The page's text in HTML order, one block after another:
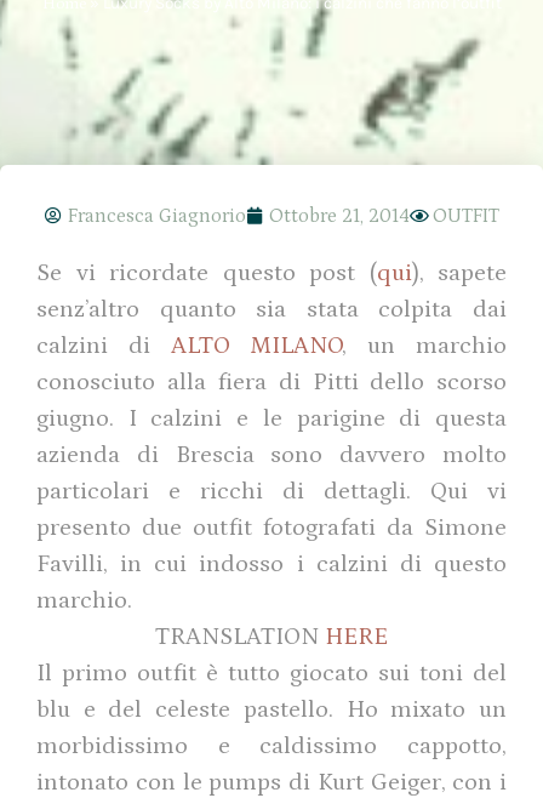
Francesca Giagnorio Ottobre 21, 2014 OUTFIT
Se vi ricordate questo post (qui), sapete
senz’altro quanto sia stata colpita dai
calzini di ALTO MILANO, un marchio
conosciuto alla fiera di Pitti dello scorso
giugno. I calzini e le parigine di questa
azienda di Brescia sono davvero molto
particolari e ricchi di dettagli. Qui vi
presento due outfit fotografati da Simone
Favilli, in cui indosso i calzini di questo
marchio.
TRANSLATION HERE
Il primo outfit è tutto giocato sui toni del
blu e del celeste pastello. Ho mixato un
morbidissimo e caldissimo cappotto,
intonato con le pumps di Kurt Geiger, con i